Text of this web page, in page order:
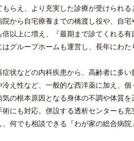
らえ、より充実した診療が受けられ
から自宅療養までの橋渡し役や、自宅
以上に増え、『最期まで診てくれる有
グループホームも運営し、長年にわた
状などの内科疾患から、高齢者に多い
え性など、一般的な西洋薬に加え、個
の根本原因となる身体の不調や体質を
にも対応。併設する透析センターも充
何でも相談できる『わが家の総合病院